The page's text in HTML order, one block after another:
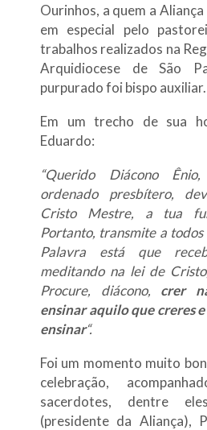
Ourinhos, a quem a
em especial pelo
trabalhos realizados na
Arquidiocese de São
purpurado foi bispo auxiliar.
Em um trecho de sua
Eduardo:
“Querido Diácono
ordenado presbítero,
Cristo Mestre, a tua
Portanto, transmite a
Palavra está que
meditando na lei de
Procure, diácono, crer
ensinar aquilo que creres
ensinar“.
Foi um momento muito
celebração,
sacerdotes, dentre
(presidente da Aliança),